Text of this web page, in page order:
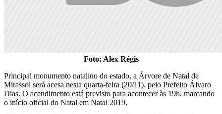
Foto: Alex Régis
Principal monumento natalino do estado, a Árvore de Natal de
Mirassol será acesa nesta quarta-feira (20/11), pelo Prefeito Álvaro
Dias. O acendimento está previsto para acontecer às 19h, marcando
o início oficial do Natal em Natal 2019.